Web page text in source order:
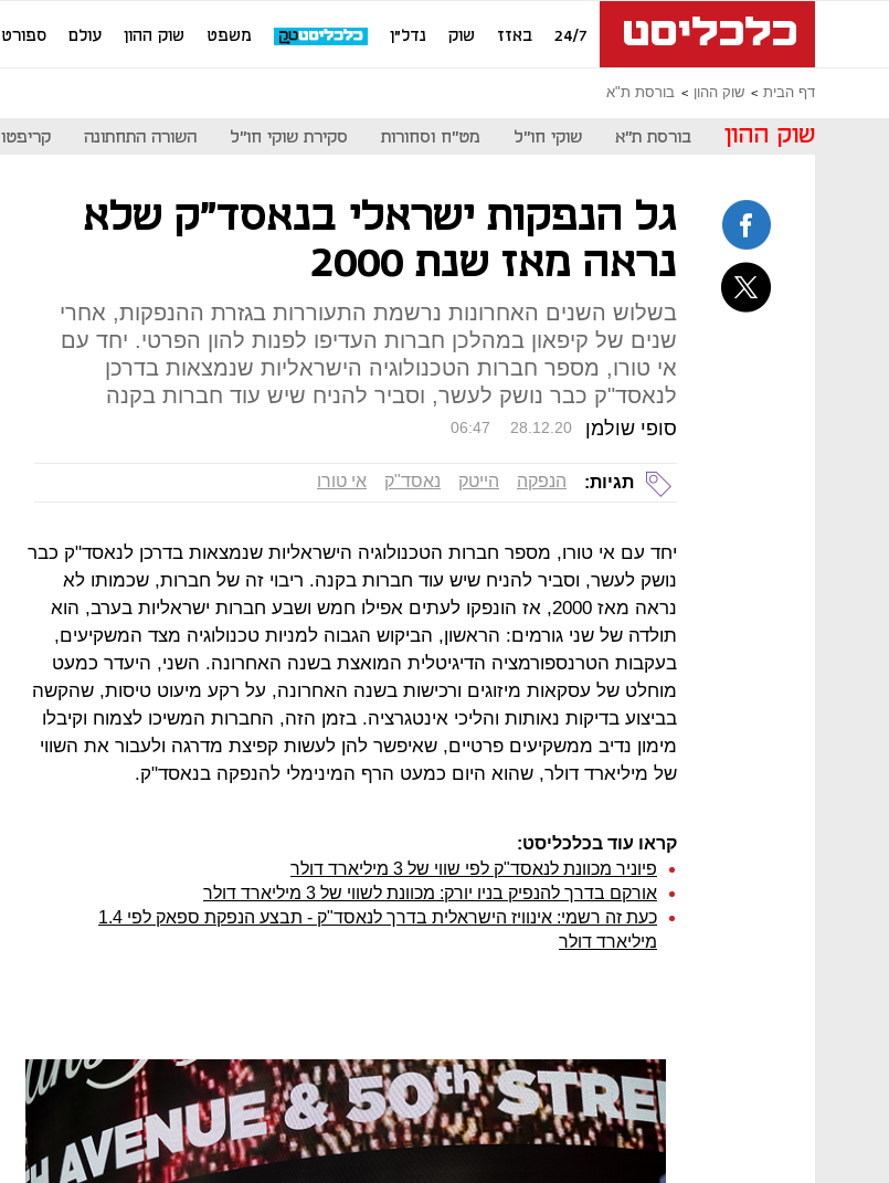
24/7 באזז שוק נדל"ן משפט שוק ההון עולם ספורט
דף הבית שוק ההון בורסת ת"א
שוק ההון בורסת ת"א שוקי חו"ל מט"ח וסחורות סקירת שוקי חו"ל השורה התחתונה קריפטו
גל הנפקות ישראלי בנאסד"ק שלא
נראה מאז שנת 2000
בשלוש השנים האחרונות נרשמת התעוררות בגזרת ההנפקות, אחרי
שנים של קיפאון במהלכן חברות העדיפו לפנות להון הפרטי. יחד עם
אי טורו, מספר חברות הטכנולוגיה הישראליות שנמצאות בדרכן
לנאסד"ק כבר נושק לעשר, וסביר להניח שיש עוד חברות בקנה
סופי שולמן 06:47 28.12.20
תגיות: הנפקה הייטק נאסד"ק אי טורו
יחד עם אי טורו, מספר חברות הטכנולוגיה הישראליות שנמצאות בדרכן לנאסד"ק כבר
נושק לעשר, וסביר להניח שיש עוד חברות בקנה. ריבוי זה של חברות, שכמותו לא
נראה מאז 2000, אז הונפקו לעתים אפילו חמש ושבע חברות ישראליות בערב, הוא
תולדה של שני גורמים: הראשון, הביקוש הגבוה למניות טכנולוגיה מצד המשקיעים,
בעקבות הטרנספורמציה הדיגיטלית המואצת בשנה האחרונה. השני, היעדר כמעט
מוחלט של עסקאות מיזוגים ורכישות בשנה האחרונה, על רקע מיעוט טיסות, שהקשה
בביצוע בדיקות נאותות והליכי אינטגרציה. בזמן הזה, החברות המשיכו לצמוח וקיבלו
מימון נדיב ממשקיעים פרטיים, שאיפשר להן לעשות קפיצת מדרגה ולעבור את השווי
של מיליארד דולר, שהוא היום כמעט הרף המינימלי להנפקה בנאסד"ק.
קראו עוד בכלכליסט:
פיוניר מכוונת לנאסד"ק לפי שווי של 3 מיליארד דולר
אורקם בדרך להנפיק בניו יורק: מכוונת לשווי של 3 מיליארד דולר
כעת זה רשמי: אינוויז הישראלית בדרך לנאסד"ק - תבצע הנפקת ספאק לפי 1.4
מיליארד דולר